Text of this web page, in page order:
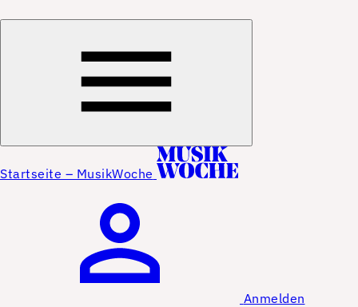
Startseite – MusikWoche
Anmelden